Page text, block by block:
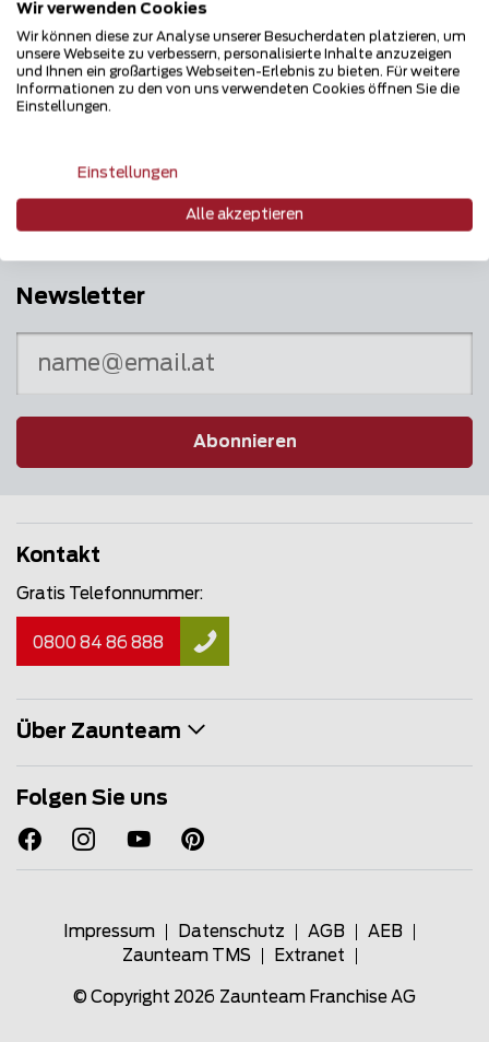
Mehrfach ausgezeichnet und immer am
Newsletter
Abonnieren
Kontakt
Gratis Telefonnummer:
0800 84 86 888
Über Zaunteam
Folgen Sie uns
Impressum Datenschutz AGB
AEB
Zaunteam TMS
Extranet
© Copyright 2026 Zaunteam Franchise AG
Wir verwenden Cookies
Wir können diese zur Analyse unserer Besucherdaten platzieren, um
unsere Webseite zu verbessern, personalisierte Inhalte anzuzeigen
und Ihnen ein großartiges Webseiten-Erlebnis zu bieten. Für weitere
Informationen zu den von uns verwendeten Cookies öffnen Sie die
Einstellungen.
Einstellungen
Alle akzeptieren